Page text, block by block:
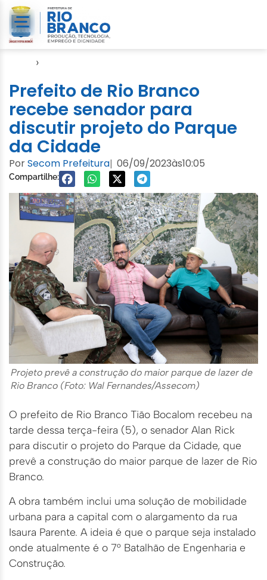
›
Prefeito de Rio Branco
recebe senador para
discutir projeto do Parque
da Cidade
PorSecom Prefeitura| 06/09/2023às10:05
Compartilhe:
Projeto prevê a construção do maior parque de lazer de
Rio Branco (Foto: Wal Fernandes/Assecom)
O prefeito de Rio Branco Tião Bocalom recebeu na
tarde dessa terça-feira (5), o senador Alan Rick
para discutir o projeto do Parque da Cidade, que
prevê a construção do maior parque de lazer de Rio
Branco.
A obra também inclui uma solução de mobilidade
urbana para a capital com o alargamento da rua
Isaura Parente. A ideia é que o parque seja instalado
onde atualmente é o 7° Batalhão de Engenharia e
Construção.